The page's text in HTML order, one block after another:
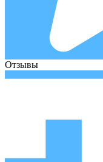
Отзывы